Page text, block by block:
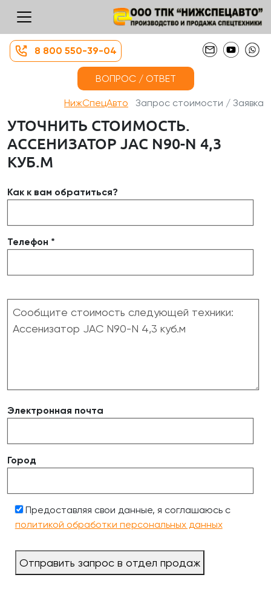
8 800 550-39-04
ВОПРОС / ОТВЕТ
НижСпецАвто Запрос стоимости / Заявка
УТОЧНИТЬ СТОИМОСТЬ.
АССЕНИЗАТОР JAC N90-N 4,3
КУБ.М
Как к вам обратиться?
Телефон *
Электронная почта
Город
Предоставляя свои данные, я соглашаюсь с
политикой обработки персональных данных
Отправить запрос в отдел продаж